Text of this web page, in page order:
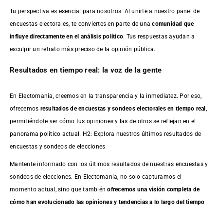
Tu perspectiva es esencial para nosotros. Al unirte a nuestro panel de
encuestas electorales, te conviertes en parte de unacomunidad que
influye directamente en el análisis político. Tus respuestas ayudan a
esculpir un retrato más preciso de la opinión pública.
Resultados en tiempo real: la voz de la gente
En Electomanía, creemos en la transparencia y la inmediatez. Por eso,
ofrecemos resultados deencuestas y sondeos electorales en tiempo real
permitiéndote ver cómo tus opiniones y las de otros se reflejan en el
panorama político actual. H2: Explora nuestros últimos resultados de
encuestas y sondeos de elecciones
Mantente informado con los últimos resultados de nuestras encuestasy
sondeos de elecciones. En Electomania, no solo capturamos el
momento actual, sino que tambiénofrecemos una visión completa de
cómo han evolucionado las opiniones y tendencias a lo largo del tiempo